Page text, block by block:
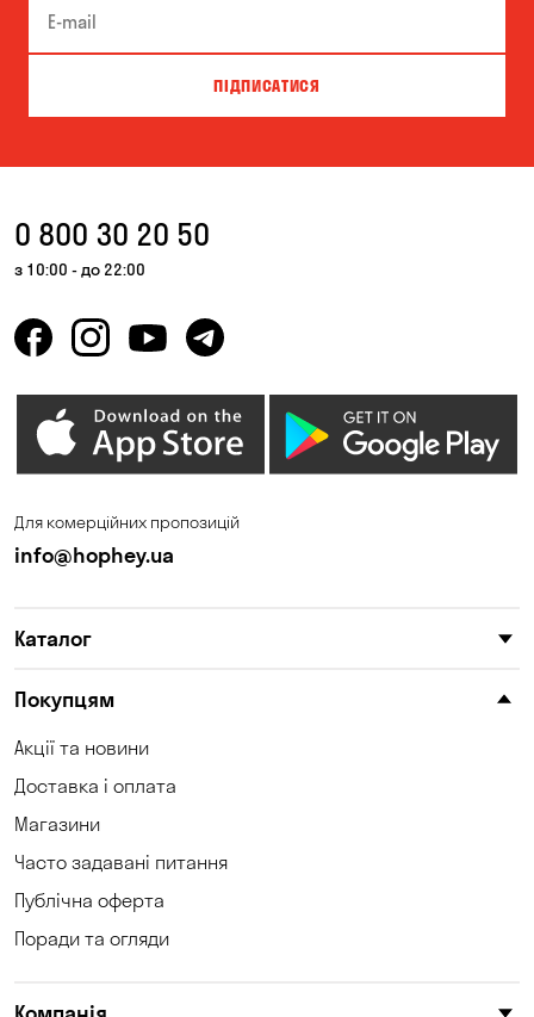
ПІДПИСАТИСЯ
0 800 30 20 50
з 10:00 - до 22:00
Для комерційних пропозицій
info@hophey.ua
Каталог
Покупцям
Акції та новини
Доставка і оплата
Магазини
Часто задавані питання
Публічна оферта
Поради та огляди